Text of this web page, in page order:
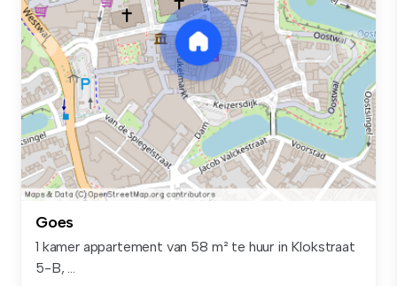
Goes
1 kamer appartement van 58 m² te huur in Klokstraat
5-B, ...